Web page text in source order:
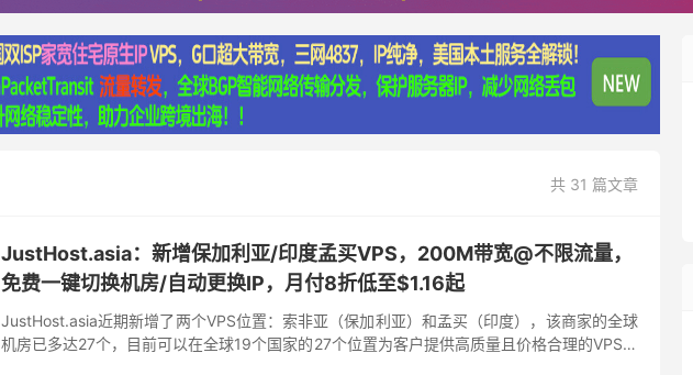
共 31 篇文章
JustHost.asia：新增保加利亚/印度孟买VPS，200M带宽@不限流量，
免费一键切换机房/自动更换IP，月付8折低至$1.16起
JustHost.asia近期新增了两个VPS位置：索非亚（保加利亚）和孟买（印度），该商家的全球
机房已多达27个，目前可以在全球19个国家的27个位置为客户提供高质量且价格合理的VPS托